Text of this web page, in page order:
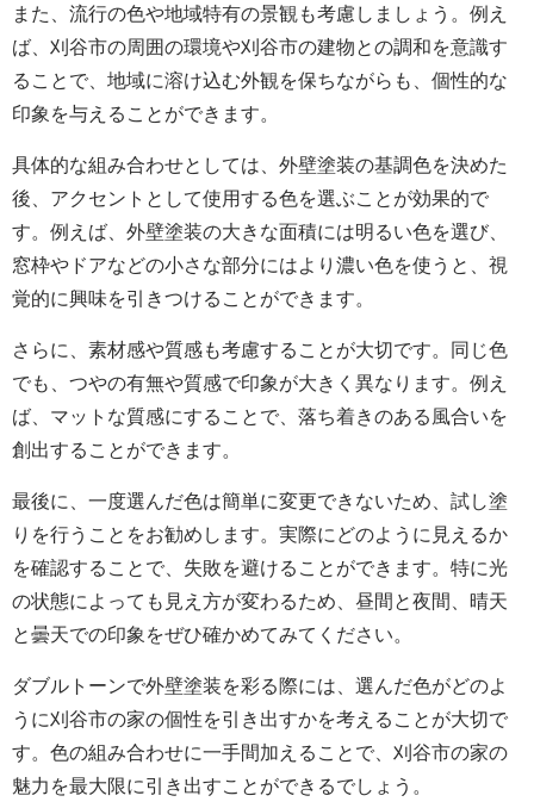
また、流行の色や地域特有の景観も考慮しましょう。例え
ば、刈谷市の周囲の環境や刈谷市の建物との調和を意識す
ることで、地域に溶け込む外観を保ちながらも、個性的な
印象を与えることができます。
具体的な組み合わせとしては、外壁塗装の基調色を決めた
後、アクセントとして使用する色を選ぶことが効果的で
す。例えば、外壁塗装の大きな面積には明るい色を選び、
窓枠やドアなどの小さな部分にはより濃い色を使うと、視
覚的に興味を引きつけることができます。
さらに、素材感や質感も考慮することが大切です。同じ色
でも、つやの有無や質感で印象が大きく異なります。例え
ば、マットな質感にすることで、落ち着きのある風合いを
創出することができます。
最後に、一度選んだ色は簡単に変更できないため、試し塗
りを行うことをお勧めします。実際にどのように見えるか
を確認することで、失敗を避けることができます。特に光
の状態によっても見え方が変わるため、昼間と夜間、晴天
と曇天での印象をぜひ確かめてみてください。
ダブルトーンで外壁塗装を彩る際には、選んだ色がどのよ
うに刈谷市の家の個性を引き出すかを考えることが大切で
す。色の組み合わせに一手間加えることで、刈谷市の家の
魅力を最大限に引き出すことができるでしょう。